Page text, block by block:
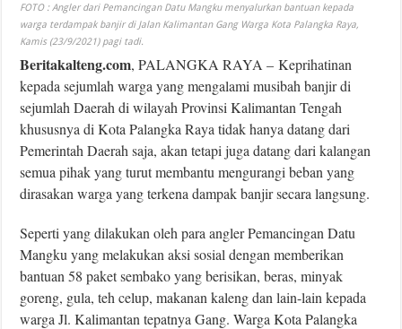
FOTO : Angler dari Pemancingan Datu Mangku menyalurkan bantuan kepada
warga terdampak banjir di Jalan Kalimantan Gang Warga Kota Palangka Raya,
Kamis (23/9/2021) pagi tadi.
Beritakalteng.com, PALANGKA RAYA – Keprihatinan
kepada sejumlah warga yang mengalami musibah banjir di
sejumlah Daerah di wilayah Provinsi Kalimantan Tengah
khususnya di Kota Palangka Raya tidak hanya datang dari
Pemerintah Daerah saja, akan tetapi juga datang dari kalangan
semua pihak yang turut membantu mengurangi beban yang
dirasakan warga yang terkena dampak banjir secara langsung.
Seperti yang dilakukan oleh para angler Pemancingan Datu
Mangku yang melakukan aksi sosial dengan memberikan
bantuan 58 paket sembako yang berisikan, beras, minyak
goreng, gula, teh celup, makanan kaleng dan lain-lain kepada
warga Jl. Kalimantan tepatnya Gang. Warga Kota Palangka